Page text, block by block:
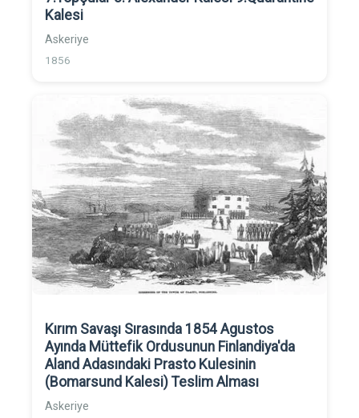
Kalesi
Askeriye
1856
Kırım Savaşı Sırasında 1854 Agustos
Ayında Müttefik Ordusunun Finlandiya'da
Aland Adasındaki Prasto Kulesinin
(Bomarsund Kalesi) Teslim Alması
Askeriye